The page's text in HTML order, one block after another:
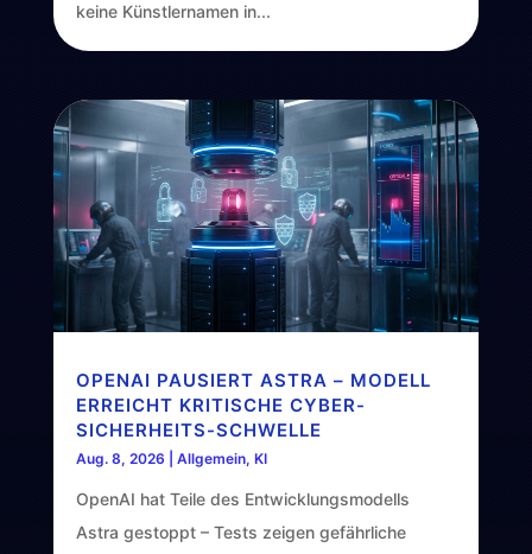
keine Künstlernamen in...
OPENAI PAUSIERT ASTRA – MODELL
ERREICHT KRITISCHE CYBER-
SICHERHEITS-SCHWELLE
Aug. 8, 2026 Allgemein, KI
OpenAI hat Teile des Entwicklungsmodells
Astra gestoppt – Tests zeigen gefährliche